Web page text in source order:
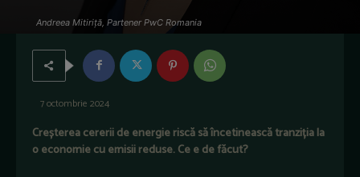
Andreea Mitiriță, Partener PwC Romania
7 octombrie 2024
Creșterea cererii de energie riscă să încetinească tranziția la
o economie cu emisii reduse. Ce e de făcut?